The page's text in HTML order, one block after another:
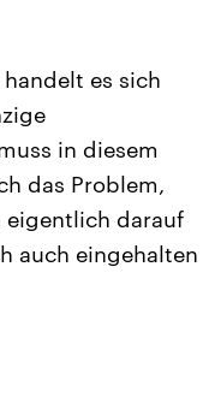
es sich
in diesem
das Problem,
eigentlich darauf
auch eingehalten